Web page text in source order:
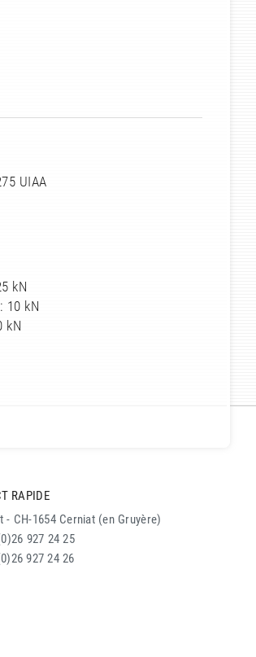
UIAA
kN
10 kN
kN
RAPIDE
- CH-1654 Cerniat (en Gruyère)
927 24 25
927 24 26